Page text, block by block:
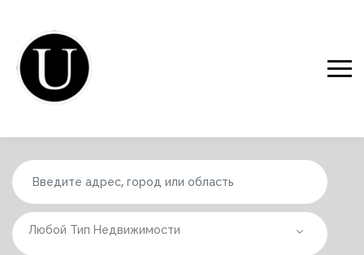
Любой Тип Недвижимости